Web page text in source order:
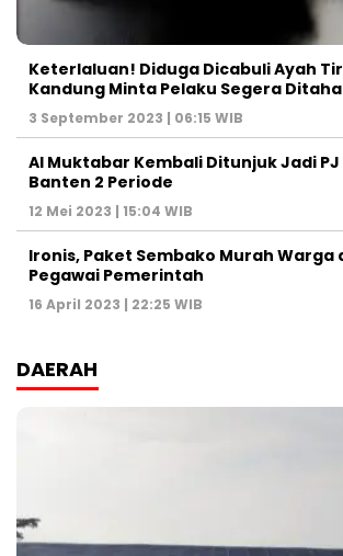
Keterlaluan! Diduga Dicabuli Ayah
Kandung Minta Pelaku Segera
3 September 2023 | 06:15 WIB
Al Muktabar Kembali Ditunjuk Jadi
Banten 2 Periode
12 Mei 2023 | 15:04 WIB
Ironis, Paket Sembako Murah Warga
Pegawai Pemerintah
16 April 2023 | 22:25 WIB
DAERAH